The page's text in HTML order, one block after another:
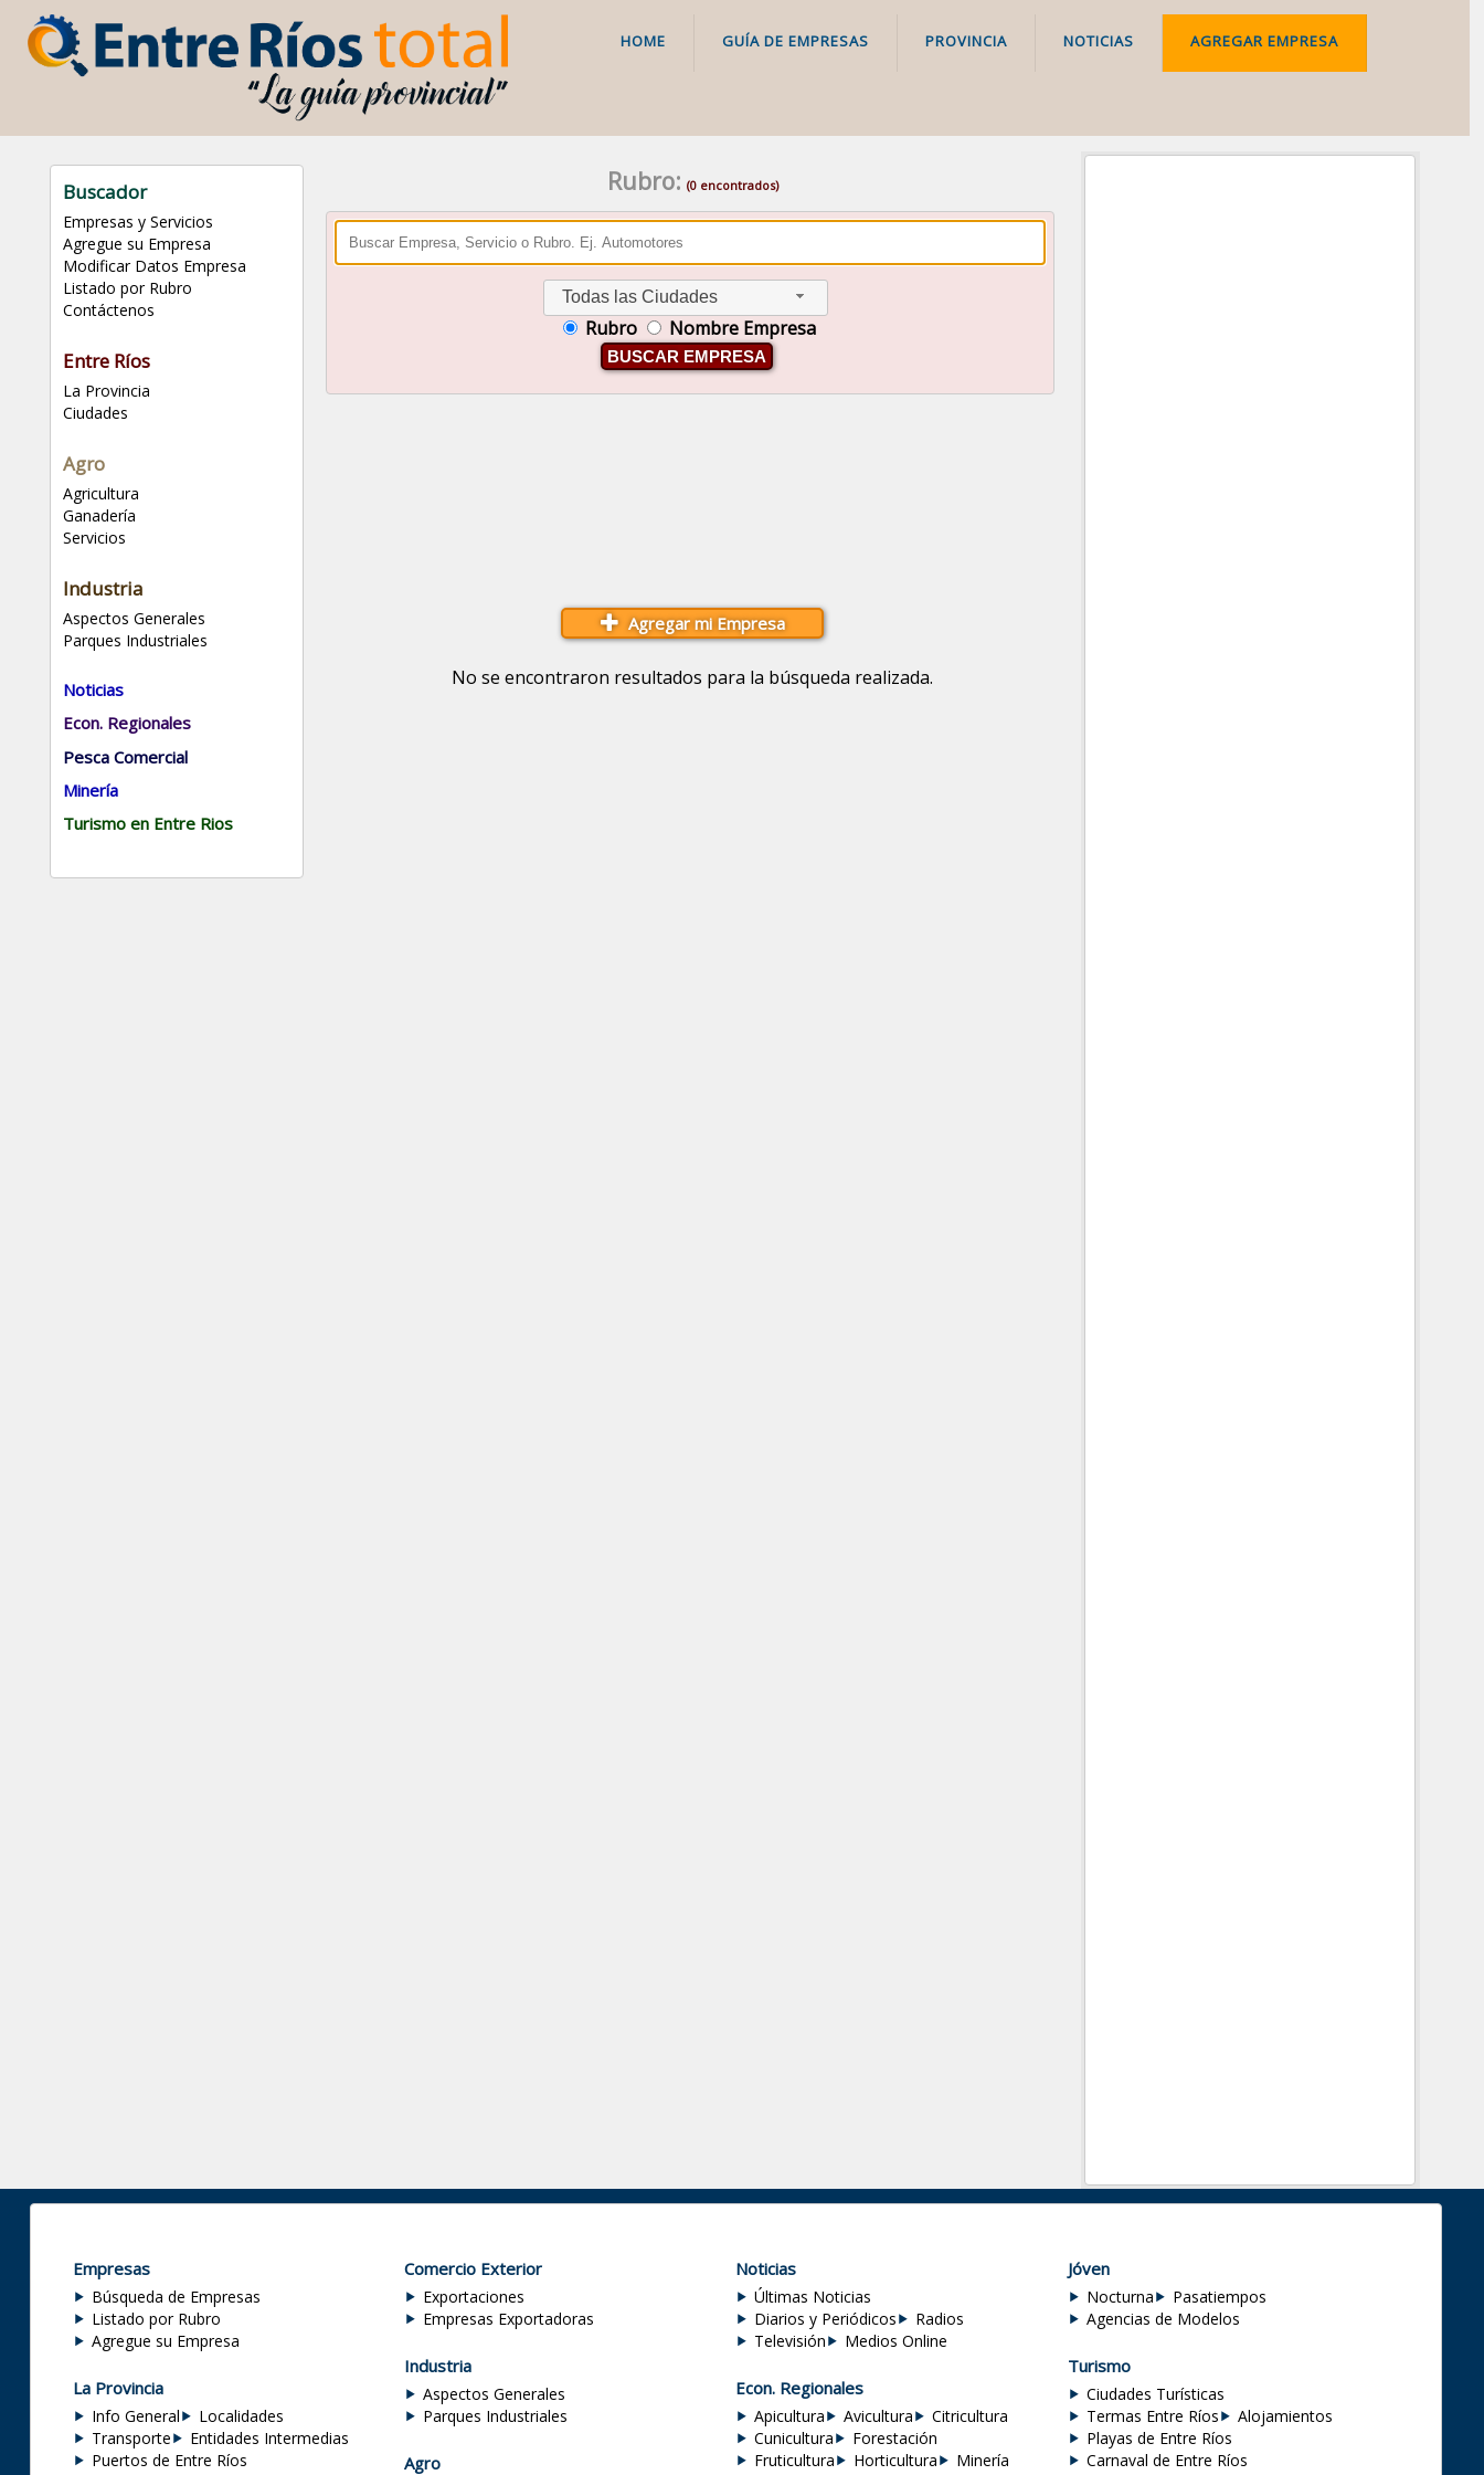
HOME GUÍA DE EMPRESAS PROVINCIA NOTICIAS AGREGAR EMPRESA
Buscador
Empresas y Servicios
Agregue su Empresa
Modificar Datos Empresa
Listado por Rubro
Contáctenos
Entre Ríos
La Provincia
Ciudades
Agro
Agricultura
Ganadería
Servicios
Industria
Aspectos Generales
Parques Industriales
Noticias
Econ. Regionales
Pesca Comercial
Minería
Turismo en Entre Rios
Rubro: (0 encontrados)
Todas las Ciudades
Rubro Nombre Empresa
BUSCAR EMPRESA
Agregar mi Empresa
No se encontraron resultados para la búsqueda realizada.
Empresas
Búsqueda de Empresas
Listado por Rubro
Agregue su Empresa
La Provincia
Info General
Localidades
Transporte
Entidades Intermedias
Puertos de Entre Ríos
Comercio Exterior
Exportaciones
Empresas Exportadoras
Industria
Aspectos Generales
Parques Industriales
Agro
Noticias
Últimas Noticias
Diarios y Periódicos
Radios
Televisión
Medios Online
Econ. Regionales
Apicultura Avicultura
Citricultura
Cunicultura
Forestación
Fruticultura
Horticultura
Minería
Jóven
Nocturna
Pasatiempos
Agencias de Modelos
Turismo
Ciudades Turísticas
Termas Entre Ríos
Alojamientos
Playas de Entre Ríos
Carnaval de Entre Ríos